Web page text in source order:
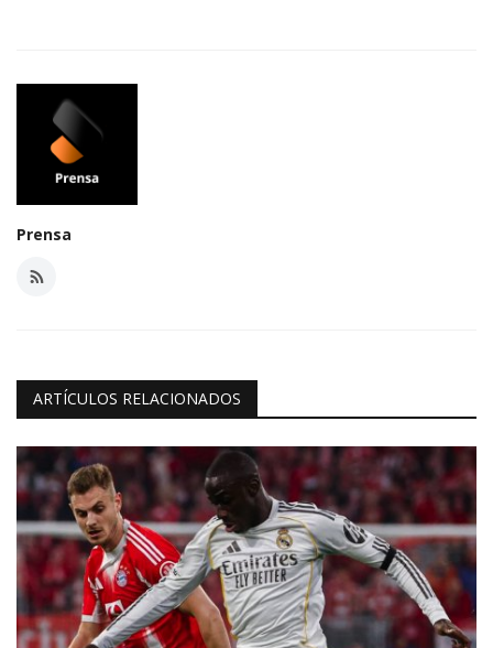
Prensa
ARTÍCULOS RELACIONADOS